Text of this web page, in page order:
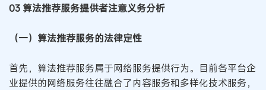
03 算法推荐服务提供者注意义务分析
（一）算法推荐服务的法律定性
首先，算法推荐服务属于网络服务提供行为。目前各平台企
业提供的网络服务往往融合了内容服务和多样化技术服务，